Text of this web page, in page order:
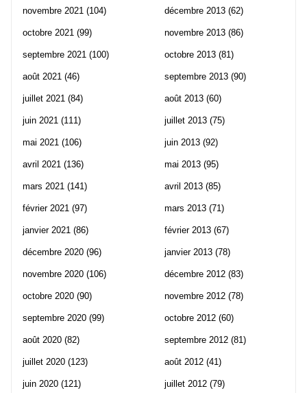
novembre 2021 (104)
octobre 2021 (99)
septembre 2021 (100)
août 2021 (46)
juillet 2021 (84)
juin 2021 (111)
mai 2021 (106)
avril 2021 (136)
mars 2021 (141)
février 2021 (97)
janvier 2021 (86)
décembre 2020 (96)
novembre 2020 (106)
octobre 2020 (90)
septembre 2020 (99)
août 2020 (82)
juillet 2020 (123)
juin 2020 (121)
décembre 2013 (62)
novembre 2013 (86)
octobre 2013 (81)
septembre 2013 (90)
août 2013 (60)
juillet 2013 (75)
juin 2013 (92)
mai 2013 (95)
avril 2013 (85)
mars 2013 (71)
février 2013 (67)
janvier 2013 (78)
décembre 2012 (83)
novembre 2012 (78)
octobre 2012 (60)
septembre 2012 (81)
août 2012 (41)
juillet 2012 (79)